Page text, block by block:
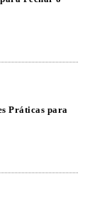
Práticas para